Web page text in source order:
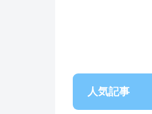
人気記事